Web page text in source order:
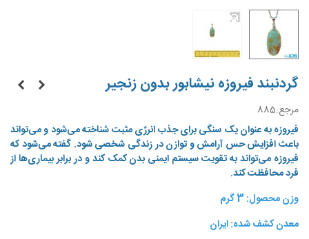
گردنبند فیروزه نیشابور بدون زنجیر
مرجع:885
فیروزه به عنوان یک سنگی برای جذب انرژی مثبت شناخته می‌شود و می‌تواند
باعث افزایش حس آرامش و توازن در زندگی شخصی شود. گفته می‌شود که
فیروزه می‌تواند به تقویت سیستم ایمنی بدن کمک کند و در برابر بیماری‌ها از
فرد محافظت کند.
وزن محصول: 3 گرم
معدن کشف شده: ایران